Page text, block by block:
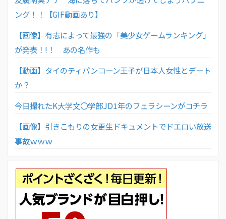
ング！！【GIF動画あり】
【画像】有志によって最強の「美少女ゲームランキング」
が発表！!！ あの名作も
【動画】タイのティパンコーン王子が日本人女性とデート
か？
今日撮れたK大学文〇学部JD1年のフェラシーンがコチラ
【画像】引きこもりの女更生ドキュメントでドエロい放送
事故ｗｗｗ